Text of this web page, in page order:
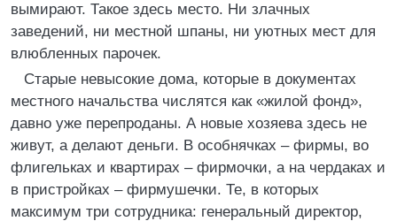
вымирают. Такое здесь место. Ни злачных
заведений, ни местной шпаны, ни уютных мест для
влюбленных парочек.
Старые невысокие дома, которые в документах
местного начальства числятся как «жилой фонд»,
давно уже перепроданы. А новые хозяева здесь не
живут, а делают деньги. В особнячках – фирмы, во
флигельках и квартирах – фирмочки, а на чердаках и
в пристройках – фирмушечки. Те, в которых
максимум три сотрудника: генеральный директор,